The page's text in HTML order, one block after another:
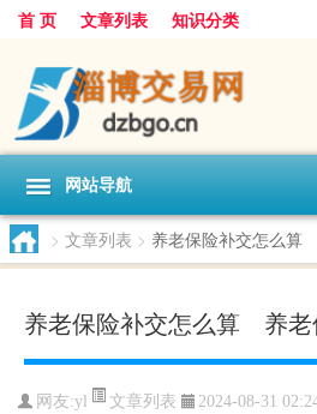
首 页 文章列表 知识分类
网站导航
> 文章列表 > 养老保险补交怎么算
养老保险补交怎么算 养老
网友:yl 文章列表 2024-08-31